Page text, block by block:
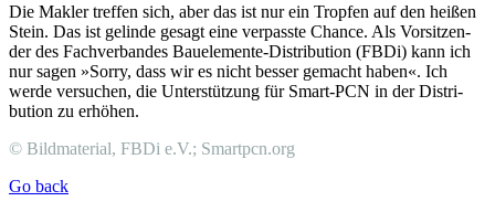
Die Makler treffen sich, aber das ist nur ein Tropfen auf den heißen
Stein. Das ist ge­lin­de ge­sagt eine ver­passte Chance. Als Vor­sitzen­
der des Fach­ver­bandes Bau­ele­mente-Distribution (FBDi) kann ich
nur sagen »Sorry, dass wir es nicht bes­ser ge­macht haben«. Ich
werde ver­suchen, die Unter­stüt­zung für Smart-PCN in der Dis­tri­
bution zu erhöhen.
© Bildmaterial, FBDi e.V.; Smartpcn.org
Go back